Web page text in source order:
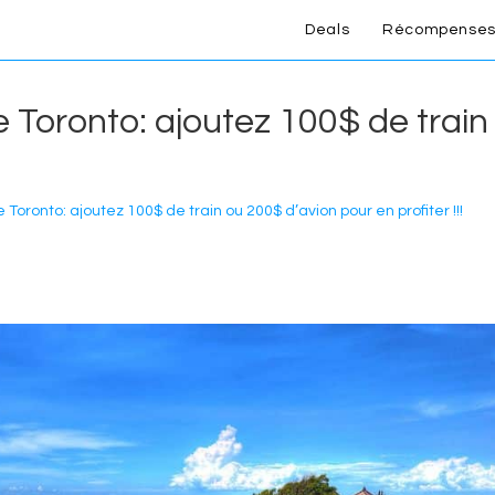
Deals
ajoutez 100$ de
Toronto: ajoutez 100$ de train ou 200$ d’avion pour en profiter !!!